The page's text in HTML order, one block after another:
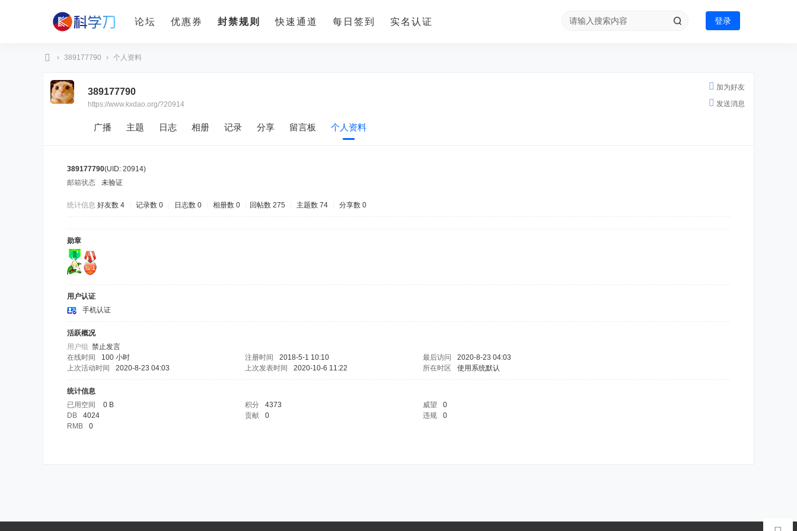
论坛 优惠券 封禁规则 快速通道 每日签到 实名认证 登录
学
› 389177790 › 个人资料
加为好友
发送消息
389177790
https://www.kxdao.org/?20914
广播 主题 日志 相册 记录 分享 留言板 个人资料
389177790(UID: 20914)
邮箱状态
未验证
统计信息 好友数 4 记录数 0 日志数 0 相册数 0 回帖数 275 主题数 74 分享数 0
勋章
用户认证
手机认证
活跃概况
用户组 禁止发言
在线时间
100 小时 注册时间 2018-5-1 10:10 最后访问
2020-8-23 04:03
上次活动时间
2020-8-23 04:03 上次发表时间 2020-10-6 11:22 所在时区 使用系统默认
统计信息
已用空间
0 B 积分 4373 威望
0
DB
4024 贡献 0 违规
0
RMB
0